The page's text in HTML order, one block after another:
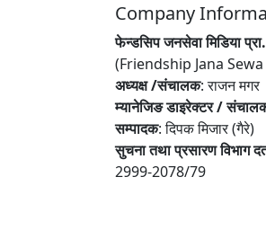
Company
फेन्डसिप जनसेवा मिडिया
(Friendship Jana
अध्यक्ष /संचालक: राजन मगर
म्यानेजिङ डाइरेक्टर /
सम्पादक: दिपक मिजार (गैरे)
सुचना तथा प्रसारण विभाग
2999-2078/79